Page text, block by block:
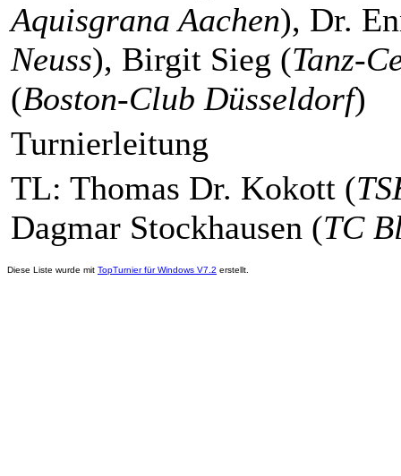
Aquisgrana Aachen), Dr.
Neuss), Birgit Sieg (Tanz-
(Boston-Club Düsseldorf)
Turnierleitung
TL: Thomas Dr. Kokott (
Dagmar Stockhausen (TC
Diese Liste wurde mit TopTurnier für Windows V7.2 erstellt.